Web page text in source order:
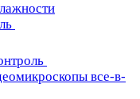
все-в-